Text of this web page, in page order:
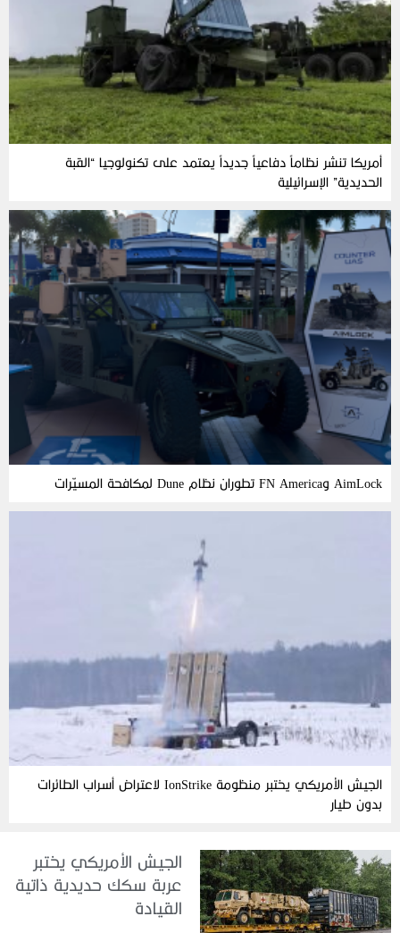
أمريكا تنشر نظاماً دفاعياً جديداً يعتمد على تكنولوجيا “القبة
الحديدية” الإسرائيلية
AimLock وFN America تطوران نظام Dune لمكافحة المسيّرات
الجيش الأمريكي يختبر منظومة IonStrike لاعتراض أسراب الطائرات
بدون طيار
الجيش الأمريكي يختبر
عربة سكك حديدية ذاتية
القيادة